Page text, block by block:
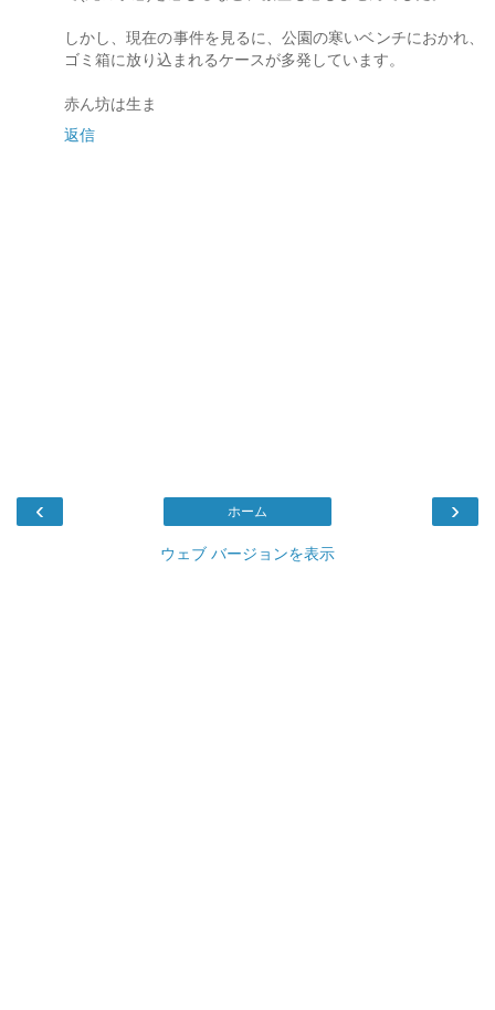
しかし、現在の事件を見るに、公園の寒いベンチにおかれ、
ゴミ箱に放り込まれるケースが多発しています。
赤ん坊は生ま
返信
‹ ›
ホーム
ウェブ バージョンを表示